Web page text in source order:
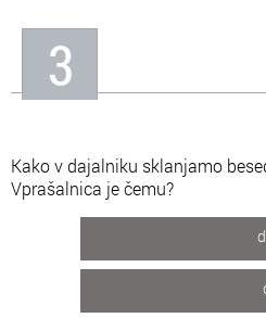
3
Kako v dajalniku sklanjamo
Vprašalnica je čemu?